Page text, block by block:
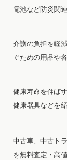
電池など防災関
介護の負担を軽
ぐための用品や
健康寿命を伸ば
健康器具などを
中古車、中古ト
を無料査定・高